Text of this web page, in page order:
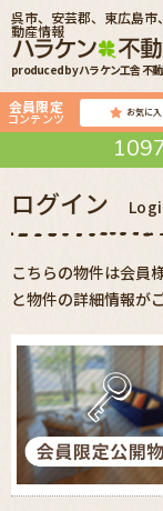
produced by ハラケン工舎 不
呉市、安芸郡、東広島市
動産情報
会員限定
コンテンツ お気に入
ログイン
こちらの物件は会員
と物件の詳細情報が